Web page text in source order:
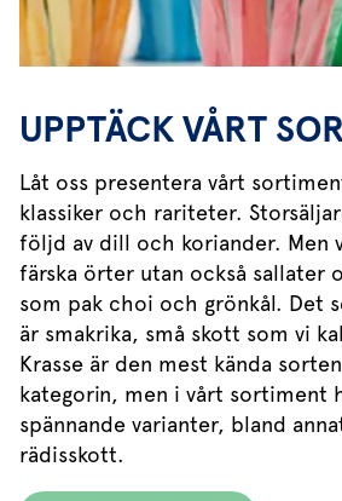
UPPTÄCK VÅRT
Låt oss presentera vårt
klassiker och rariteter.
följd av dill och koriander. Men
färska örter utan också sallater
som pak choi och grönkål. Det
är smakrika, små skott som vi
Krasse är den mest kända
kategorin, men i vårt sortiment
spännande varianter, bland
rädisskott.